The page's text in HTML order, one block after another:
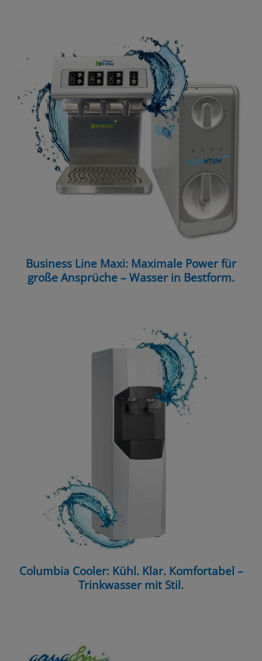
Business Line Maxi: Maximale Power für
große Ansprüche – Wasser in Bestform.
Columbia Cooler: Kühl. Klar. Komfortabel –
Trinkwasser mit Stil.